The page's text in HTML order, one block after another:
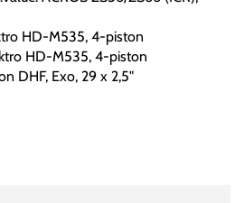
HD-M535, 4-piston
HD-M535, 4-piston
DHF, Exo, 29 x 2,5"